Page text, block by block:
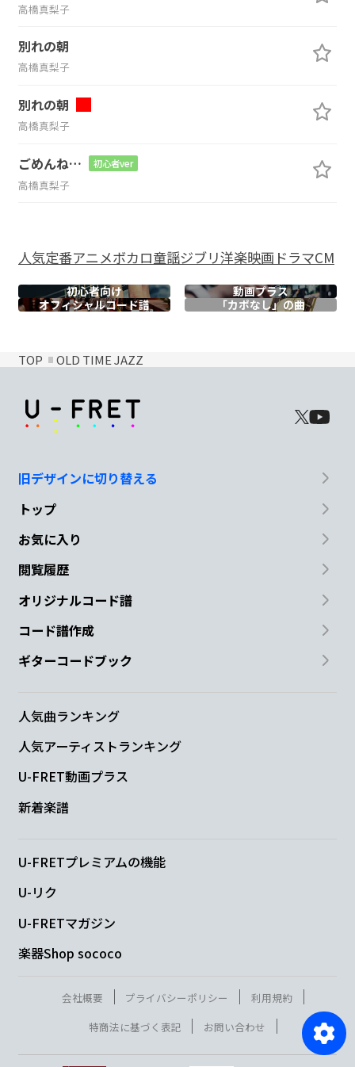
高橋真梨子
別れの朝
高橋真梨子
別れの朝
高橋真梨子
ごめんね… 初心者ver
高橋真梨子
人気定番アニメボカロ童謡ジブリ洋楽映画ドラマCM
初心者向け
動画プラス
オフィシャルコード譜 「カポなし」の曲
TOP OLD TIME JAZZ
旧デザインに切り替える
トップ
お気に入り
閲覧履歴
オリジナルコード譜
コード譜作成
ギターコードブック
人気曲ランキング
人気アーティストランキング
U-FRET動画プラス
新着楽譜
U-FRETプレミアムの機能
U-リク
U-FRETマガジン
楽器Shop sococo
会社概要 プライバシーポリシー
利用規約
特商法に基づく表記
お問い合わせ